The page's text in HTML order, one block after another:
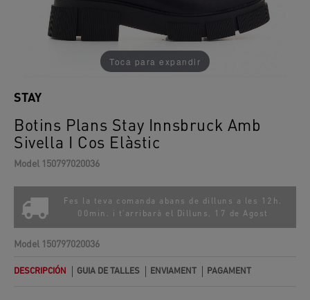
Toca para expandir
Botins Plans Stay Innsbruck Amb
Sivella I Cos Elàstic
STAY
Model 150797020036
Fes la teva comanda abans de dilluns a les 12h.
00min. i t'arribarà el
Dilluns, 17 de Agost
Model 150797020036
DESCRIPCIÓN GUIA DE TALLES ENVIAMENT PAGAMENT